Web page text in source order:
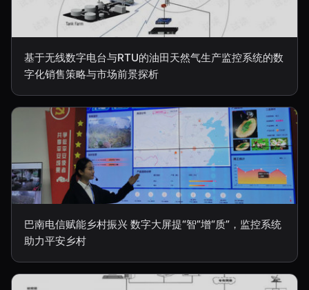
基于无线数字电台与RTU的油田天然气生产监控系统的数
字化销售策略与市场前景探析
巴南电信赋能乡村振兴 数字大屏提“智”增“质”，监控系统
助力平安乡村